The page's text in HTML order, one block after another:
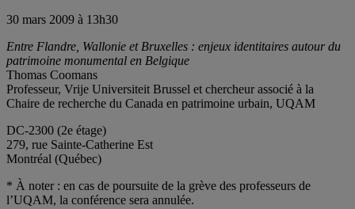
30 mars 2009 à 13h30
Entre Flandre, Wallonie et Bruxelles : enjeux identitaires autour du
patrimoine monumental en Belgique
Thomas Coomans
Professeur, Vrije Universiteit Brussel et chercheur associé à la
Chaire de recherche du Canada en patrimoine urbain, UQAM
DC-2300 (2e étage)
279, rue Sainte-Catherine Est
Montréal (Québec)
* À noter : en cas de poursuite de la grève des professeurs de
l’UQAM, la conférence sera annulée.